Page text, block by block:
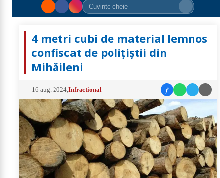
4 metri cubi de material lemnos
confiscat de polițiștii din
Mihăileni
16 aug. 2024 ,Infractional f